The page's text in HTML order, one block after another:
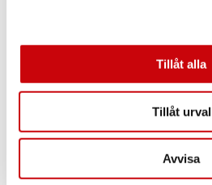
Tillåt alla
Tillåt urval
Avvisa
Kontakta oss
info@gkdoor.se
Tel:+46 (0)960 - 203 25